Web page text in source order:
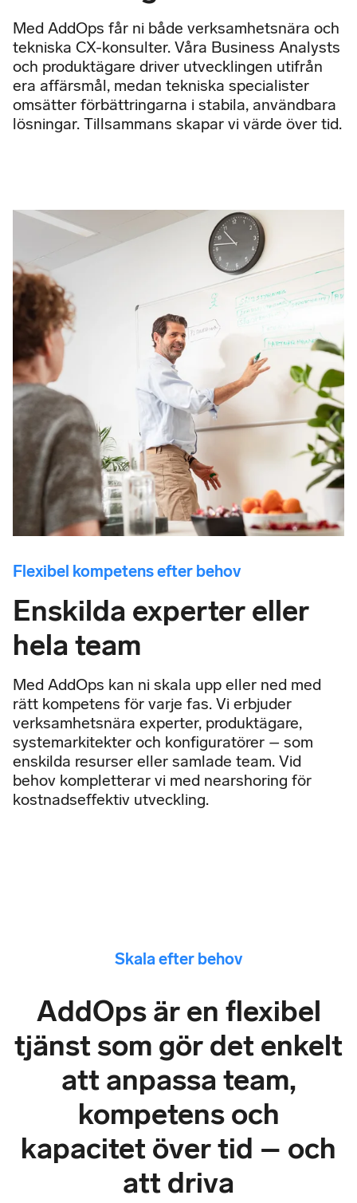
Med AddOps får ni både verksamhetsnära och
tekniska CX-konsulter. Våra Business Analysts
och produktägare driver utvecklingen utifrån
era affärsmål, medan tekniska specialister
omsätter förbättringarna i stabila, användbara
lösningar. Tillsammans skapar vi värde över tid.
Flexibel kompetens efter behov
Enskilda experter eller
hela team
Med AddOps kan ni skala upp eller ned med
rätt kompetens för varje fas. Vi erbjuder
verksamhetsnära experter, produktägare,
systemarkitekter och konfiguratörer – som
enskilda resurser eller samlade team. Vid
behov kompletterar vi med nearshoring för
kostnadseffektiv utveckling.
Skala efter behov
AddOps är en flexibel
tjänst som gör det enkelt
att anpassa team,
kompetens och
kapacitet över tid – och
att driva